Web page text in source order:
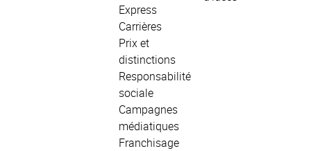
Express
Carrières
Prix et
distinctions
Responsabilité
sociale
Campagnes
médiatiques
Franchisage